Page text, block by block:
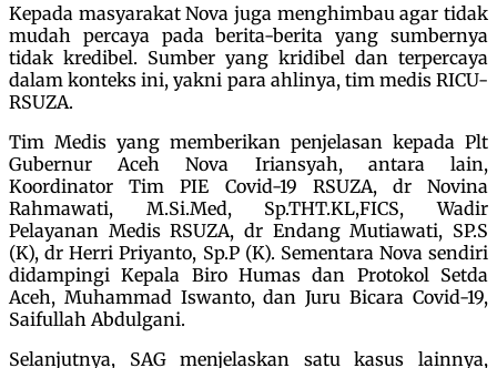
Kepada masyarakat Nova juga menghimbau agar tidak
mudah percaya pada berita-berita yang sumbernya
tidak kredibel. Sumber yang kridibel dan terpercaya
dalam konteks ini, yakni para ahlinya, tim medis RICU-
RSUZA.
Tim Medis yang memberikan penjelasan kepada Plt
Gubernur Aceh Nova Iriansyah, antara lain,
Koordinator Tim PIE Covid-19 RSUZA, dr Novina
Rahmawati, M.Si.Med, Sp.THT.KL,FICS, Wadir
Pelayanan Medis RSUZA, dr Endang Mutiawati, SP.S
(K), dr Herri Priyanto, Sp.P (K). Sementara Nova sendiri
didampingi Kepala Biro Humas dan Protokol Setda
Aceh, Muhammad Iswanto, dan Juru Bicara Covid-19,
Saifullah Abdulgani.
Selanjutnya, SAG menjelaskan satu kasus lainnya,